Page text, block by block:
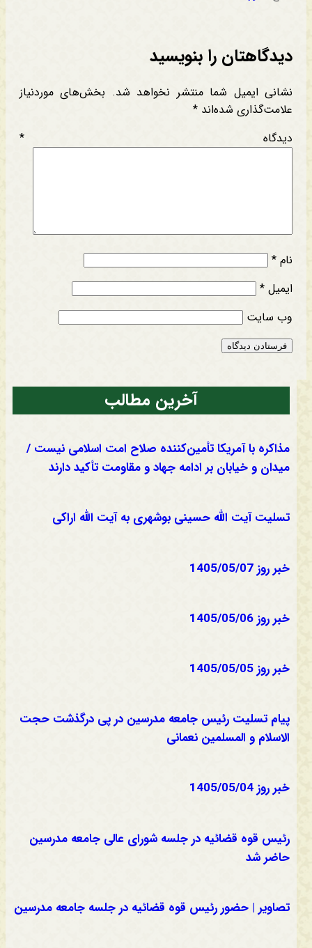
دیدگاهتان را بنویسید
نشانی ایمیل شما منتشر نخواهد شد. بخش‌های موردنیاز
علامت‌گذاری شده‌اند *
دیدگاه *
نام *
ایمیل *
وب‌ سایت
آخرین مطالب
مذاکره با آمریکا تأمین‌کننده صلاح امت اسلامی نیست /
میدان و خیابان بر ادامه جهاد و مقاومت تأکید دارند
تسلیت آیت الله حسینی بوشهری به آیت الله اراکی
خبر روز 1405/05/07
خبر روز 1405/05/06
خبر روز 1405/05/05
پیام تسلیت رئیس جامعه مدرسین در پی درگذشت حجت
الاسلام و المسلمین نعمانی
خبر روز 1405/05/04
رئیس قوه قضائیه در جلسه شورای عالی جامعه مدرسین
حاضر شد
تصاویر | حضور رئیس قوه قضائیه در جلسه جامعه مدرسین